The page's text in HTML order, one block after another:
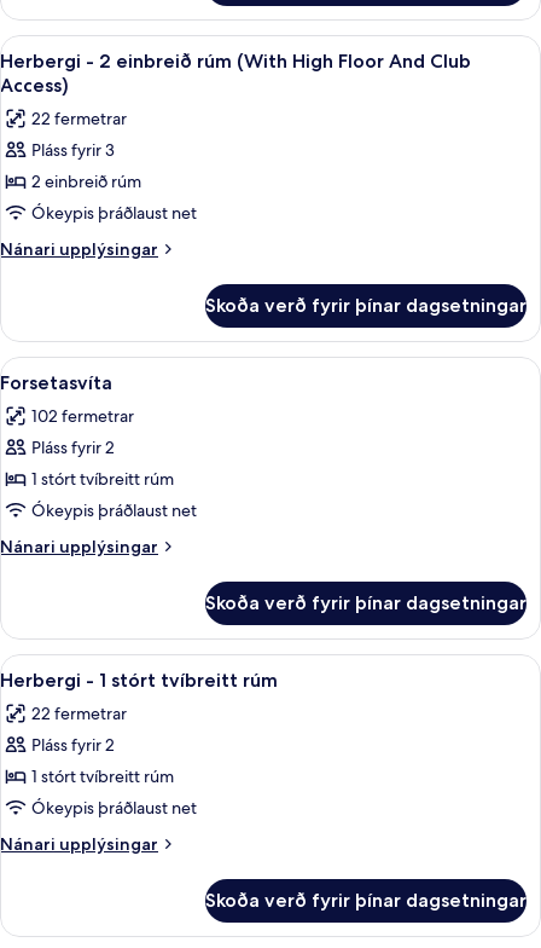
View)
-
einbreið
rúm
Tower
View)
Skoða
allar
myndir
fyrir
Herbergi
-
2
einbreið
High
Floor
And
Club
Access)
Rúmföt af bestu gerð, öryggishólf í
5
Herbergi - 2 einbreið rúm (With High Floor And Club
Access)
22 fermetrar
Pláss fyrir 3
2 einbreið rúm
Ókeypis þráðlaust net
Nánari upplýsingar
Nánari
-
einbreið
(With
High
And
Club
Skoða verð fyrir þínar dagsetningar
Skoða
allar
myndir
fyrir
Forsetasvíta
Forsetasvíta | Rúmföt af bestu gerð,
6
Forsetasvíta
102 fermetrar
Pláss fyrir 2
1 stórt tvíbreitt rúm
Ókeypis þráðlaust net
Nánari upplýsingar
Nánari
Skoða verð fyrir þínar dagsetningar
Skoða
allar
myndir
fyrir
Herbergi
-
1
stórt
rúm
Rúmföt af bestu gerð, öryggishólf í
5
Herbergi - 1 stórt tvíbreitt rúm
22 fermetrar
Pláss fyrir 2
1 stórt tvíbreitt rúm
Ókeypis þráðlaust net
Nánari upplýsingar
Nánari
-
Skoða verð fyrir þínar dagsetningar